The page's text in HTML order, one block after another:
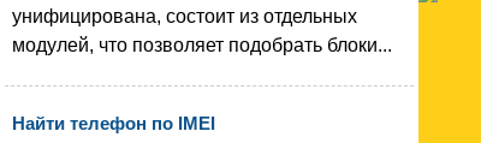
унифицирована, состоит из отдельных
модулей, что позволяет подобрать блоки...
Найти телефон по IMEI